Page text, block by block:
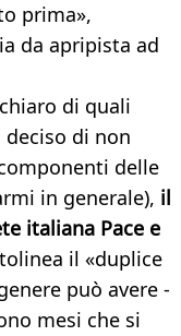
prima»,
da apripista ad
di quali
di non
delle
in generale), il
italiana Pace e
il «duplice
può avere -
mesi che si